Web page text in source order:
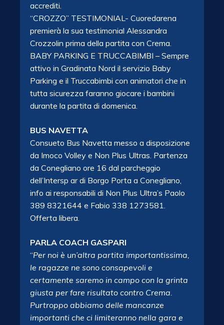
accrediti.
“CROZZO” TESTIMONIAL- Cuoredarena
premierà la sua testimonial Alessandra
Crozzolin prima della partita con Crema.
BABY PARKING E TRUCCABIMBI – Sempre
attivo in Gradinata Nord il servizio Baby
Parking e il Truccabimbi con animatori che in
tutta sicurezza faranno giocare i bambini
durante la partita di domenica.
BUS NAVETTA
Consueto Bus Navetta messo a disposizione
da Imoco Volley e Non Plus Ultras. Partenza
da Conegliano ore 16 dal parcheggio
dell’Intersp ar di Borgo Porta a Conegliano,
info ai responsabili di Non Plus Ultra’s Paolo
389 8321644 e Fabio 338 1273581.
Offerta libera.
PARLA COACH GASPARI
“Per noi è un’altra partita importantissima,
le ragazze ne sono consapevoli e
certamente saremo in campo con la grinta
giusta per fare risultato contro Crema.
Purtroppo abbiamo delle mancanze
importanti che ci limiteranno nella gara e